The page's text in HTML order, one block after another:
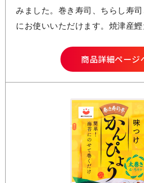
みました。巻き寿司、ちらし寿
にお使いいただけます。焼津産鰹
商品詳細ページ